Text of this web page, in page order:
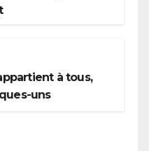
à tous,
uns